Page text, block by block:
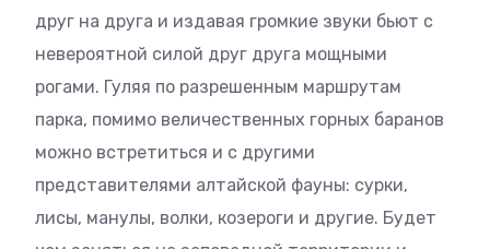
друг на друга и издавая громкие звуки бьют с
невероятной силой друг друга мощными
рогами. Гуляя по разрешенным маршрутам
парка, помимо величественных горных баранов
можно встретиться и с другими
представителями алтайской фауны: сурки,
лисы, манулы, волки, козероги и другие. Будет